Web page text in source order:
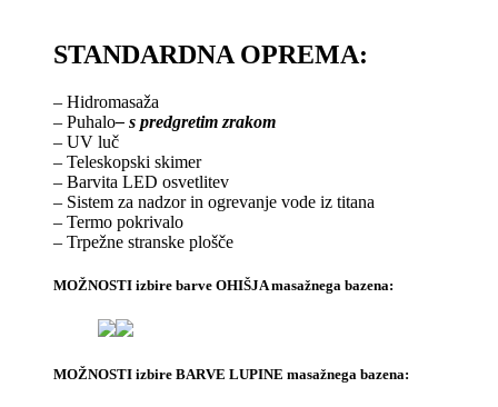
STANDARDNA OPREMA:
– Hidromasaža
– Puhalo– s predgretim zrakom
– UV luč
– Teleskopski skimer
– Barvita LED osvetlitev
– Sistem za nadzor in ogrevanje vode iz titana
– Termo pokrivalo
– Trpežne stranske plošče
MOŽNOSTI izbire barve OHIŠJA masažnega bazena:
MOŽNOSTI izbire BARVE LUPINE masažnega bazena: